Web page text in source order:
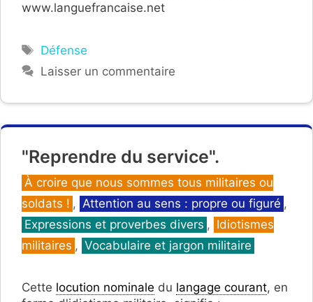
www.languefrancaise.net
Étiquettes
Défense
Laisser un commentaire
"Reprendre du service".
Catégories
À croire que nous sommes tous militaires ou
soldats ! , Attention au sens : propre ou figuré ,
Expressions et proverbes divers , Idiotismes
militaires , Vocabulaire et jargon militaire
Cette locution nominale du langage courant, en